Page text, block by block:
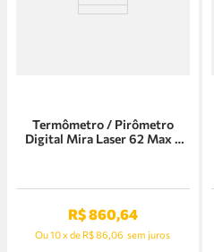
Termômetro / Pirômetro
Digital Mira Laser 62 Max -
R$860,64
Ou10xde R$ 86,06 sem juros